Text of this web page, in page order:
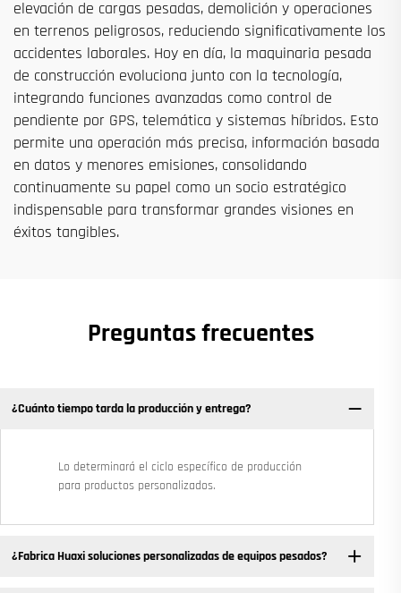
elevación de cargas pesadas, demolición y operaciones
en terrenos peligrosos, reduciendo significativamente los
accidentes laborales. Hoy en día, la maquinaria pesada
de construcción evoluciona junto con la tecnología,
integrando funciones avanzadas como control de
pendiente por GPS, telemática y sistemas híbridos. Esto
permite una operación más precisa, información basada
en datos y menores emisiones, consolidando
continuamente su papel como un socio estratégico
indispensable para transformar grandes visiones en
éxitos tangibles.
Preguntas frecuentes
¿Cuánto tiempo tarda la producción y entrega?
Lo determinará el ciclo específico de producción
para productos personalizados.
¿Fabrica Huaxi soluciones personalizadas de equipos pesados?